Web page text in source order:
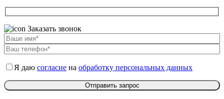
Заказать звонок
Я даю согласие на обработку персональных данных